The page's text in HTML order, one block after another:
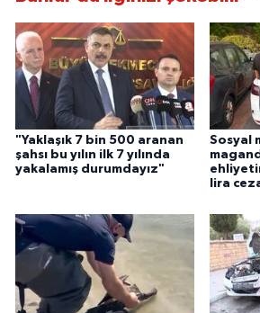
"Yaklaşık 7 bin 500 aranan
şahsı bu yılın ilk 7 yılında
yakalamış durumdayız"
Sosyal
lira